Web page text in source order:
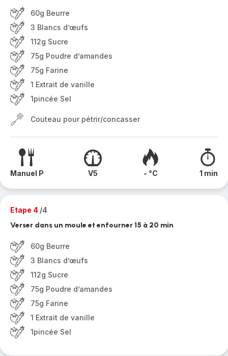
60g Beurre
3 Blancs d’œufs
112g Sucre
75g Poudre d’amandes
75g Farine
1 Extrait de vanille
1pincée Sel
Couteau pour pétrir/concasser
Manuel P V5 - °C 1 min
Etape 4 /4
Verser dans un moule et enfourner 15 à 20 min
60g Beurre
3 Blancs d’œufs
112g Sucre
75g Poudre d’amandes
75g Farine
1 Extrait de vanille
1pincée Sel